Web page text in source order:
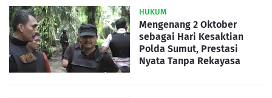
HUKUM
Mengenang 2 Oktober
sebagai Hari Kesaktian
Polda Sumut, Prestasi
Nyata Tanpa Rekayasa